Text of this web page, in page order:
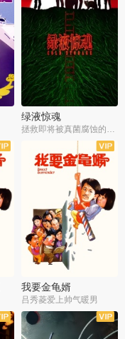
绿液惊魂
拯救即将被真菌腐蚀的世界
我要金龟婿
吕秀菱爱上帅气暖男